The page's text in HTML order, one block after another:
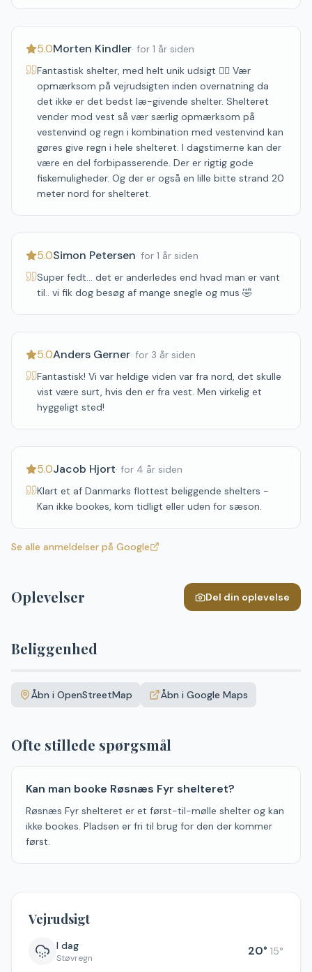
5.0Morten Kindler· for 1 år siden
Fantastisk shelter, med helt unik udsigt 👌🏼 Vær
opmærksom på vejrudsigten inden overnatning da
det ikke er det bedst læ-givende shelter. Shelteret
vender mod vest så vær særlig opmærksom på
vestenvind og regn i kombination med vestenvind kan
gøres give regn i hele shelteret. I dagstimerne kan der
være en del forbipasserende. Der er rigtig gode
fiskemuligheder. Og der er også en lille bitte strand 20
meter nord for shelteret.
5.0Simon Petersen· for 1 år siden
Super fedt… det er anderledes end hvad man er vant
til.. vi fik dog besøg af mange snegle og mus 🤣
5.0Anders Gerner· for 3 år siden
Fantastisk! Vi var heldige viden var fra nord, det skulle
vist være surt, hvis den er fra vest. Men virkelig et
hyggeligt sted!
5.0Jacob Hjort· for 4 år siden
Klart et af Danmarks flottest beliggende shelters -
Kan ikke bookes, kom tidligt eller uden for sæson.
Se alle anmeldelser på Google
Oplevelser Del din oplevelse
Beliggenhed
+Åbn i OpenStreetMap Åbn i Google Maps
Ofte stillede spørgsmål
Kan man booke Røsnæs Fyr shelteret?
Røsnæs Fyr shelteret er et først-til-mølle shelter og kan
ikke bookes. Pladsen er fri til brug for den der kommer
først.
Vejrudsigt
I dag
Støvregn 20° 15°